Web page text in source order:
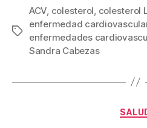
c
e
b
o
tt
er
ail er
e
m
p
Etiquetas
ACV, colesterol, colesterol
enfermedad
enfermedades
Sandra Cabezas